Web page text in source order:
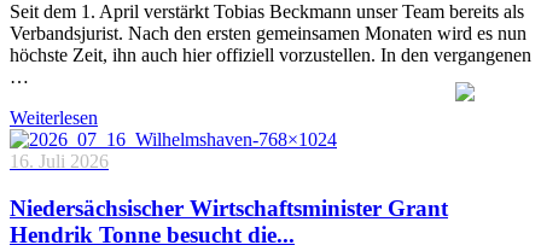
Seit dem 1. April verstärkt Tobias Beckmann unser Team bereits als
Verbandsjurist. Nach den ersten gemeinsamen Monaten wird es nun
höchste Zeit, ihn auch hier offiziell vorzustellen. In den vergangenen
…
Weiterlesen
16. Juli 2026
Niedersächsischer Wirtschaftsminister Grant
Hendrik Tonne besucht die...